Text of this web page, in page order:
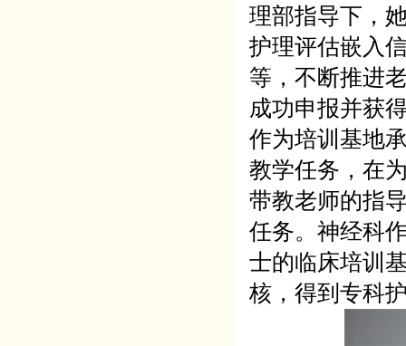
理部指导下，
护理评估嵌入
等，不断推进
成功申报并获
作为培训基地
教学任务，在
带教老师的指
任务。神经科
士的临床培训
核，得到专科